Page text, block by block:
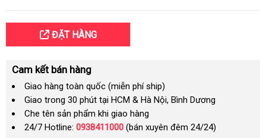
ĐẶT HÀNG
Cam kết bán hàng
Giao hàng toàn quốc (miễn phí ship)
Giao trong 30 phút tại HCM & Hà Nội, Bình Dương
Che tên sản phẩm khi giao hàng
24/7 Hotline: 0938411000 (bán xuyên đêm 24/24)